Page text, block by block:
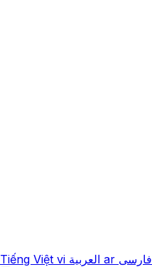
Tiếng Việt vi العربية ar فارسی